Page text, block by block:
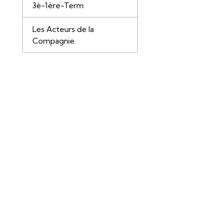
3è-1ère-Term
Les Acteurs de la
Compagnie